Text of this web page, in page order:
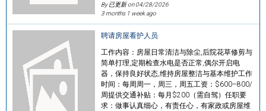
By 已更新 on04/28/2026
3 months 1 week ago
聘请房屋看护人员
工作内容：房屋日常清洁与除尘,后院花草修剪与
简单打理,定期检查水电是否正常,偶尔开启电
器，保持良好状态,维持房屋整洁与基本维护工作
时间：每周周一，周三，周五工资：$600–800/
周提供交通补贴：每月$200（需自驾）任职要
求：做事认真细心，有责任心，有家政或房屋维